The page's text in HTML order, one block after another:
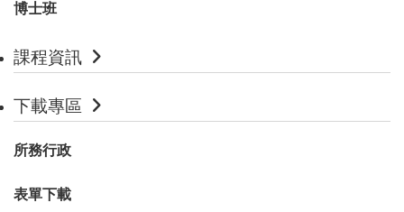
博士班
課程資訊
下載專區
所務行政
表單下載